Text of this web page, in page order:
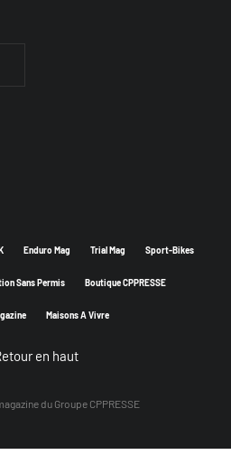
Enduro Mag Trial Mag Sport-Bikes
Sans Permis Boutique CPPRESSE
Maisons A Vivre
en haut
du Groupe CPPRESSE